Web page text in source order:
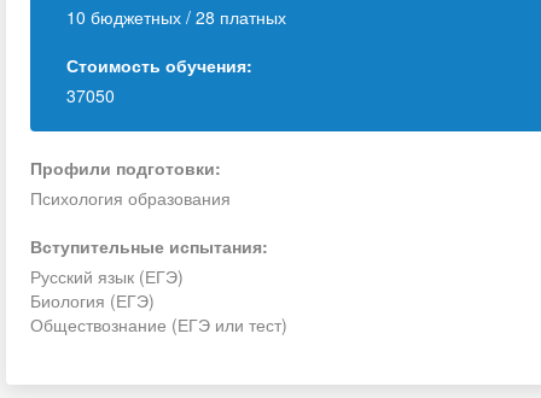
10 бюджетных / 28 платных
Стоимость обучения:
37050
Профили подготовки:
Психология образования
Вступительные испытания:
Русский язык (ЕГЭ)
Биология (ЕГЭ)
Обществознание (ЕГЭ или тест)